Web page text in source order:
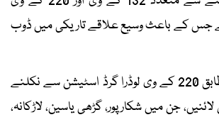
جس کے باعث وسیع علاقے تاریکی میں ڈوب
سیپکو حکام کے مطابق 220 کے وی لوڈرا گرڈ اسٹیشن سے نکلنے
جن میں شکارپور، گڑھی یاسین، لاڑکانہ،